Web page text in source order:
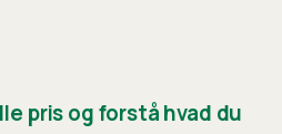
pris og forstå hvad du